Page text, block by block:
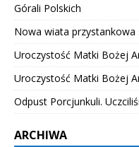
Górali Polskich
Nowa wiata przystankowa
Uroczystość Matki Bożej
Uroczystość Matki Bożej
Odpust Porcjunkuli.
ARCHIWA